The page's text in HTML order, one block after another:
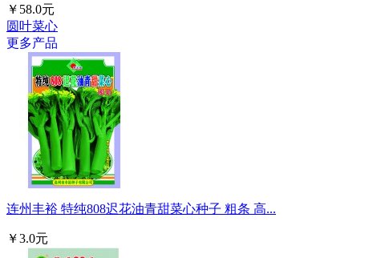
￥58.0元
圆叶菜心
更多产品
连州丰裕 特纯808迟花油青甜菜心种子 粗条 高...
￥3.0元